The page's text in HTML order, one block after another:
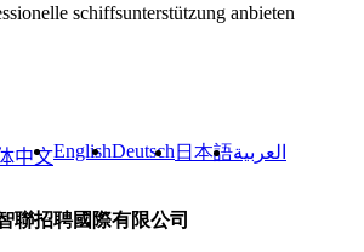
schiffsunterstützung anbieten
中文EnglishDeutsch 日本語العربية
聯招聘國際有限公司